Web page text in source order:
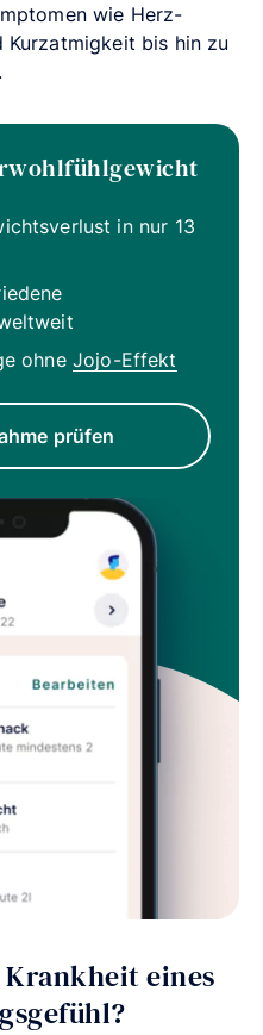
wie Herz-
Kurzatmigkeit bis hin zu
in nur 13
ohne Jojo-Effekt
prüfen
eines